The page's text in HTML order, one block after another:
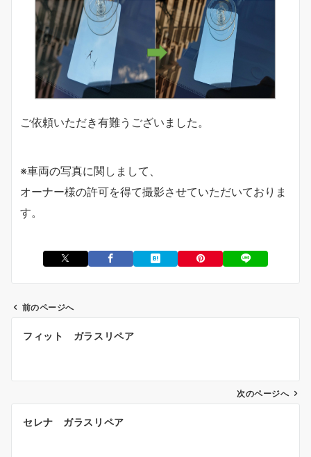
ご依頼いただき有難うございました。
※車両の写真に関しまして、
オーナー様の許可を得て撮影させていただいておりま
す。
前のページへ
フィット ガラスリペア
次のページへ
セレナ ガラスリペア